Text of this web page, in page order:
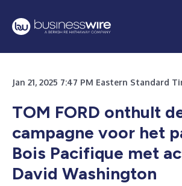
Jan 21, 2025 7:47 PM Eastern Standard
TOM FORD onthult
campagne voor het
Bois Pacifique met
David Washington